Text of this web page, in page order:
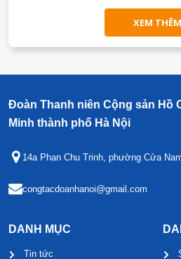
XEM THÊM
Đoàn Thanh niên Cộng sản Hồ
Minh thành phố Hà Nội
14a Phan Chu Trinh, phường Cửa
congtacdoanhanoi@gmail.com
DANH MỤC
Tin tức